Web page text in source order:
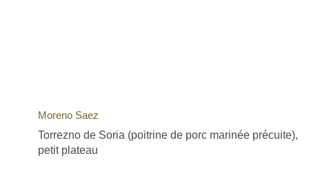
Moreno Saez
Torrezno de Soria (poitrine de porc marinée précuite),
petit plateau